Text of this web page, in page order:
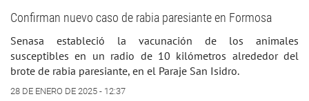
Confirman nuevo caso de rabia paresiante en Formosa
Senasa estableció la vacunación de los animales
susceptibles en un radio de 10 kilómetros alrededor del
brote de rabia paresiante, en el Paraje San Isidro.
28 DE ENERO DE 2025 - 12:37